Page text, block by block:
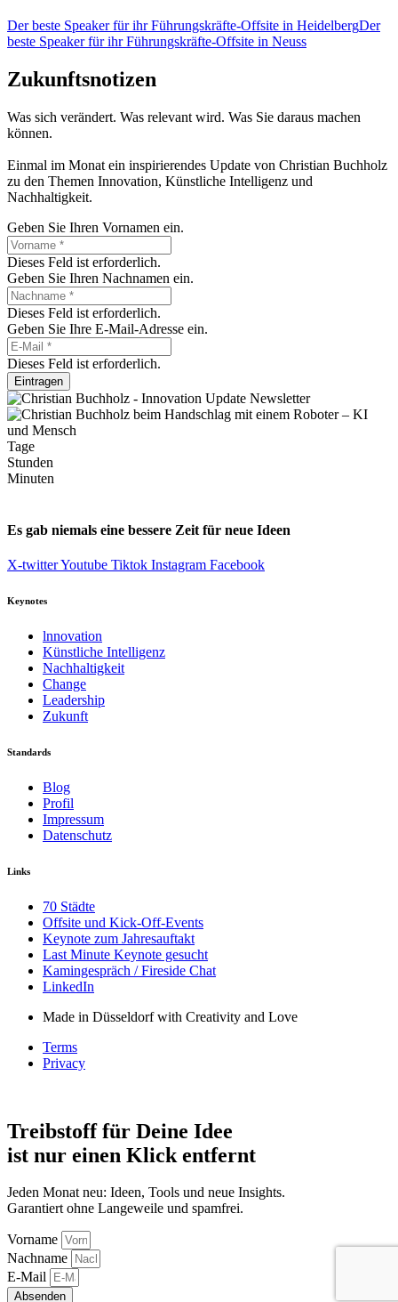
Der beste Speaker für ihr Führungskräfte-Offsite in HeidelbergDer
beste Speaker für ihr Führungskräfte-Offsite in Neuss
Zukunftsnotizen
Was sich verändert. Was relevant wird. Was Sie daraus machen
können.
Einmal im Monat ein inspirierendes Update von Christian Buchholz
zu den Themen Innovation, Künstliche Intelligenz und
Nachhaltigkeit.
Geben Sie Ihren Vornamen ein.
Dieses Feld ist erforderlich.
Geben Sie Ihren Nachnamen ein.
Dieses Feld ist erforderlich.
Geben Sie Ihre E-Mail-Adresse ein.
Dieses Feld ist erforderlich.
Eintragen
Tage
Stunden
Minuten
Es gab niemals eine bessere Zeit für neue Ideen
X-twitterYoutube Tiktok Instagram Facebook
Keynotes
lnnovation
Künstliche Intelligenz
Nachhaltigkeit
Change
Leadership
Zukunft
Standards
Blog
Profil
Impressum
Datenschutz
Links
70 Städte
Offsite und Kick-Off-Events
Keynote zum Jahresauftakt
Last Minute Keynote gesucht
Kamingespräch / Fireside Chat
LinkedIn
Made in Düsseldorf with Creativity and Love
Terms
Privacy
Treibstoff für Deine Idee
ist nur einen Klick entfernt
Jeden Monat neu: Ideen, Tools und neue Insights.
Garantiert ohne Langeweile und spamfrei.
Vorname
Nachname
E-Mail
Absenden